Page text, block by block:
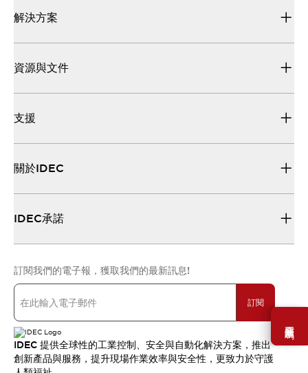
需要幫助嗎？
解決方案
資源與文件
支援
關於IDEC
IDEC承諾
訂閱我們的電子報，獲取我們的最新訊息!
訂閱
IDEC 提供全球性的工業控制、安全與自動化解決方案，推出
創新產品與服務，提升現場作業效率與安全性，更致力於守護